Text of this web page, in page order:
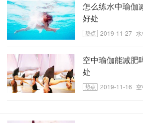
怎么练水中瑜伽
好处
2019-11-27
空中瑜伽能减肥
处
2019-11-16